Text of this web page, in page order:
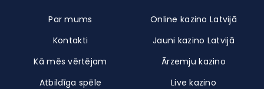
Par mums
Kontakti
Kā mēs vērtējam
Atbildīga spēle
Online kazino Latvijā
Jauni kazino Latvijā
Ārzemju kazino
Live kazino